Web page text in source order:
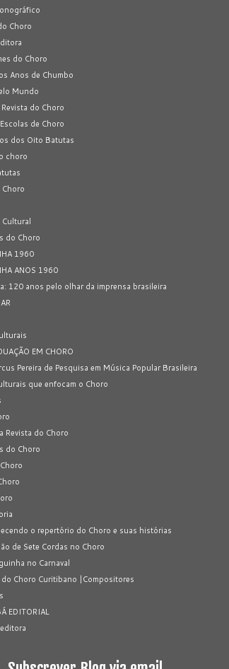
Choro
do Choro
Anos de Chumbo
Mundo
do Choro
de Choro
dos Oito Batutas
choro
Choro
Cultural
do Choro
1960
ANOS 1960
120 anos pelo olhar da imprensa brasileira
EM CHORO
Pereira de Pesquisa em Música Popular Brasileira
que enfocam o Choro
Revista do Choro
do Choro
o repertório do Choro e suas histórias
de Sete Cordas no Choro
no Carnaval
Choro Curitibano |Compositores
EDITORIAL